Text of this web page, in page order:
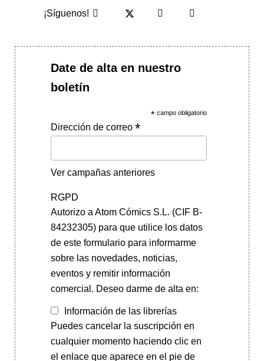
¡Síguenos!
Date de alta en nuestro
boletín
* campo obligatorio
Dirección de correo *
Ver campañas anteriores
RGPD
Autorizo a Atom Cómics S.L. (CIF B-
84232305) para que utilice los datos
de este formulario para informarme
sobre las novedades, noticias,
eventos y remitir información
comercial. Deseo darme de alta en:
Información de las librerías
Puedes cancelar la suscripción en
cualquier momento haciendo clic en
el enlace que aparece en el pie de